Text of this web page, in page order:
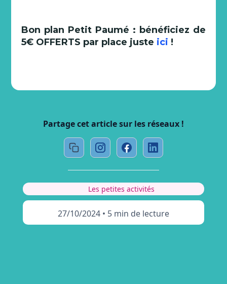
Bon plan Petit Paumé : bénéficiez de
5€ OFFERTS par place juste ici !
Partage cet article sur les réseaux !
Les petites activités
27/10/2024 • 5 min de lecture